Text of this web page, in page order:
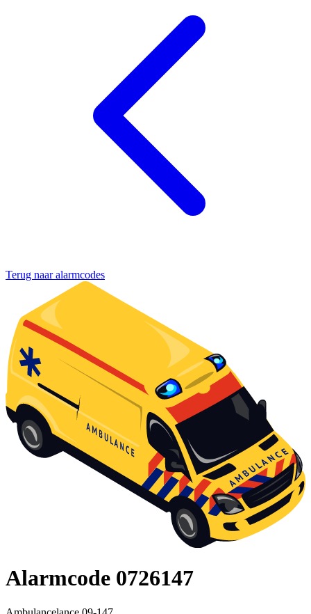
Terug naar alarmcodes
Alarmcode 0726147